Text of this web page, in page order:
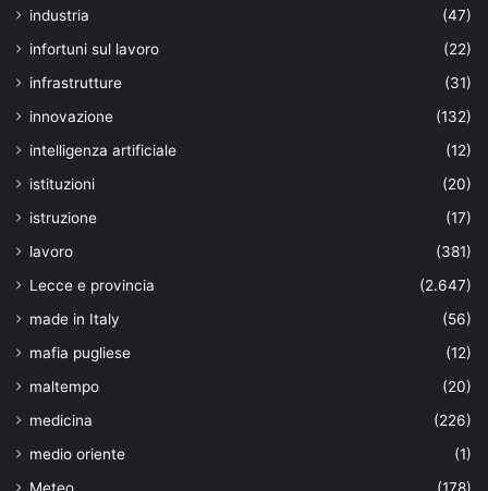
industria
(47)
infortuni sul lavoro
(22)
infrastrutture
(31)
innovazione
(132)
intelligenza artificiale
(12)
istituzioni
(20)
istruzione
(17)
lavoro
(381)
Lecce e provincia
(2.647)
made in Italy
(56)
mafia pugliese
(12)
maltempo
(20)
medicina
(226)
medio oriente
(1)